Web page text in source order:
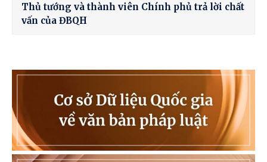
Thủ tướng và thành viên Chính phủ trả lời chất
vấn của ĐBQH